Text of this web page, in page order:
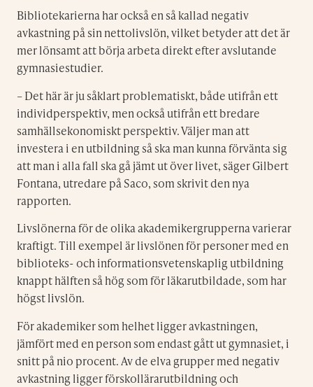
Bibliotekarierna har också en så kallad negativ
avkastning på sin nettolivslön, vilket betyder att det är
mer lönsamt att börja arbeta direkt efter avslutande
gymnasiestudier.
– Det här är ju såklart problematiskt, både utifrån ett
individperspektiv, men också utifrån ett bredare
samhällsekonomiskt perspektiv. Väljer man att
investera i en utbildning så ska man kunna förvänta sig
att man i alla fall ska gå jämt ut över livet, säger Gilbert
Fontana, utredare på Saco, som skrivit den nya
rapporten.
Livslönerna för de olika akademikergrupperna varierar
kraftigt. Till exempel är livslönen för personer med en
biblioteks- och informationsvetenskaplig utbildning
knappt hälften så hög som för läkarutbildade, som har
högst livslön.
För akademiker som helhet ligger avkastningen,
jämfört med en person som endast gått ut gymnasiet, i
snitt på nio procent. Av de elva grupper med negativ
avkastning ligger förskollärarutbildning och